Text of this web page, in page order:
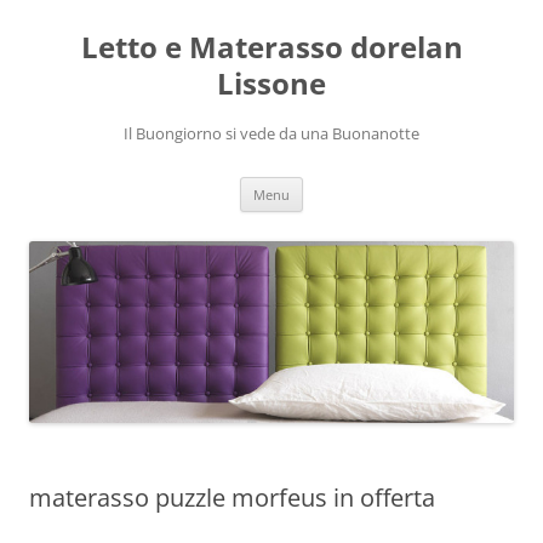
contenutoLetto e Materasso dorelan
Lissone
Il Buongiorno si vede da una Buonanotte
Menu
materasso puzzle morfeus in offerta